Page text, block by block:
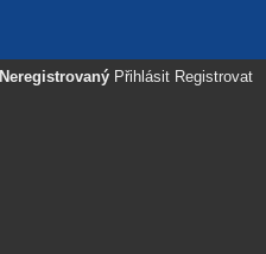
Neregistrovaný Přihlásit Registrovat